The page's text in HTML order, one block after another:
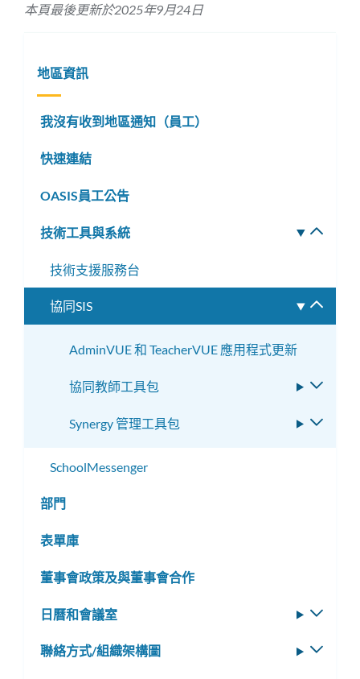
本頁最後更新於2025年9月24日
地區資訊
我沒有收到地區通知（員工）
快速連結
OASIS員工公告
技術工具與系統
選
技術支援服務台
協同SIS
換
AdminVUE 和 TeacherVUE 應用程式更新
協同教師工具包
Synergy 管理工具包
SchoolMessenger
部門
表單庫
董事會政策及與董事會合作
日曆和會議室
聯絡方式/組織架構圖